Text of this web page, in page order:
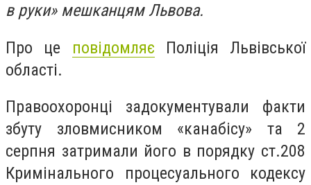
в руки» мешканцям Львова.
Про це повідомляє Поліція Львівської
області.
Правоохоронці задокументували факти
збуту зловмисником «канабісу» та 2
серпня затримали його в порядку ст.208
Кримінального процесуального кодексу